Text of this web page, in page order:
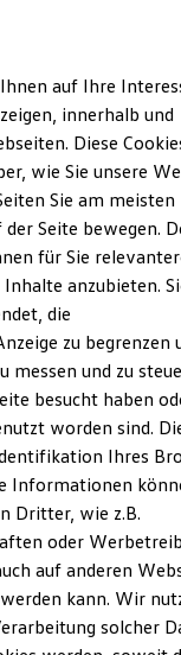
Updates
auf Ihre
innerhalb und
Diese
wie Sie unsere
Sie am meisten
Seite bewegen.
für Sie
anzubieten.
die
zu begrenzen
und zu
besucht haben
worden sind.
Ihres
Informationen
Dritter, wie z.B.
oder
auf anderen
kann. Wir
solcher